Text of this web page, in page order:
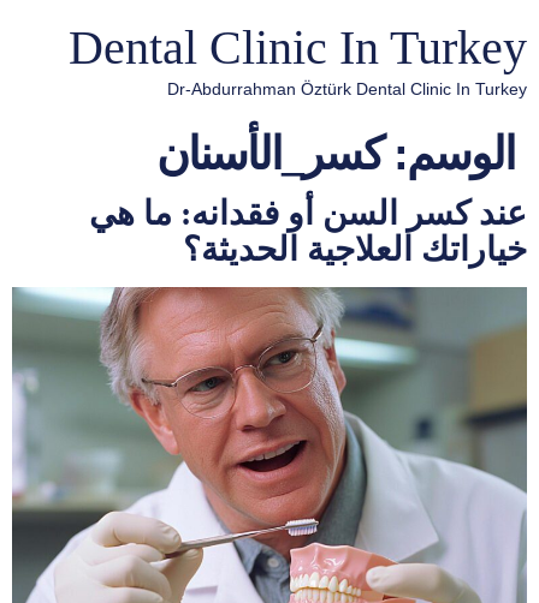
Dental Clinic In Turkey
Dr-Abdurrahman Öztürk Dental Clinic In Turkey
الوسم:كسر_الأسنان
عند كسر السن أو فقدانه: ما هي
خياراتك العلاجية الحديثة؟